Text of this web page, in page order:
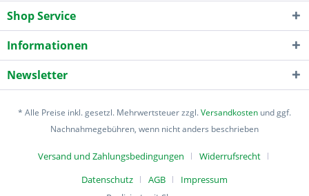
Shop Service
Informationen
Newsletter
* Alle Preise inkl. gesetzl. Mehrwertsteuer zzgl.Versandkosten und ggf.
Nachnahmegebühren, wenn nicht anders beschrieben
Versand und Zahlungsbedingungen
Widerrufsrecht
Datenschutz
AGB
Impressum